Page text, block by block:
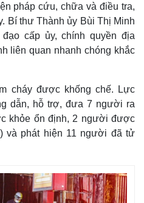
pháp cứu, chữa và điều tra,
Bí thư Thành ủy Bùi Thị Minh
cấp ủy, chính quyền địa
liên quan nhanh chóng khắc
cháy được khống chế. Lực
dẫn, hỗ trợ, đưa 7 người ra
khỏe ổn định, 2 người được
và phát hiện 11 người đã tử